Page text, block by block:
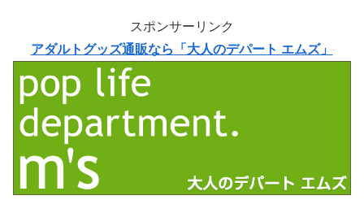
スポンサーリンク
アダルトグッズ通販なら「大人のデパート エムズ」